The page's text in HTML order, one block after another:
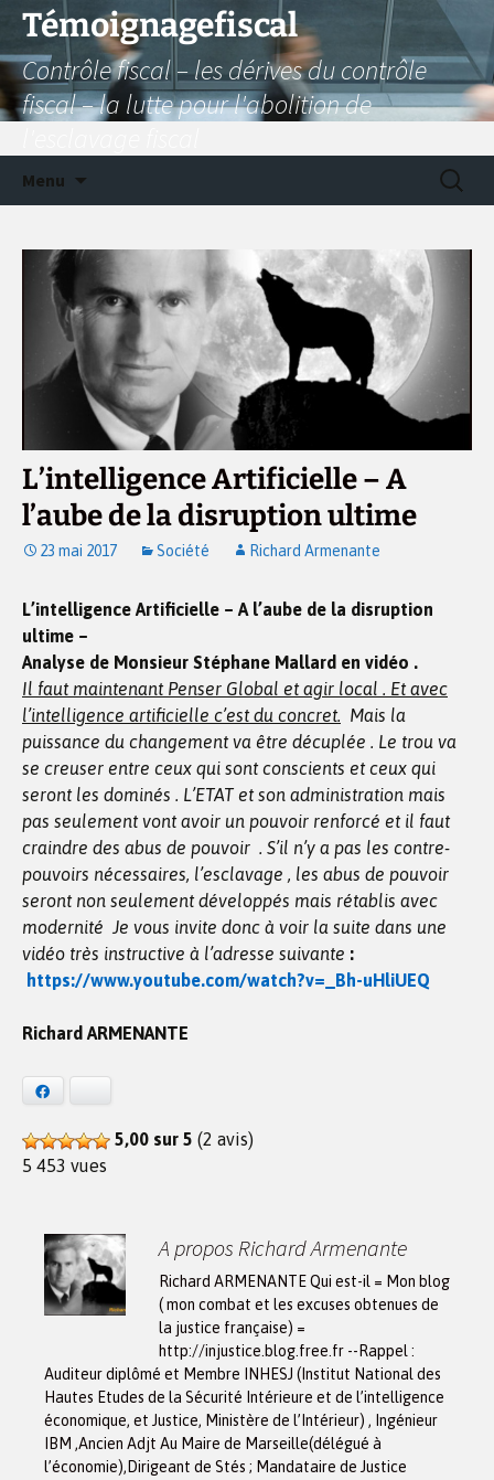
Aller
contenu
Témoignagefiscal
Contrôle fiscal – les dérives du contrôle
fiscal – la lutte pour l'abolition de
Menu
L’intelligence Artificielle – A
l’aube de la disruption ultime
23 mai 2017 Société Richard Armenante
L’intelligence Artificielle – A l’aube de la disruption
ultime –
Analyse de Monsieur Stéphane Mallard en vidéo .
Il faut maintenant Penser Global et agir local . Et avec
l’intelligence artificielle c’est du concret. Mais la
puissance du changement va être décuplée . Le trou va
se creuser entre ceux qui sont conscients et ceux qui
seront les dominés . L’ETAT et son administration mais
pas seulement vont avoir un pouvoir renforcé et il faut
craindre des abus de pouvoir . S’il n’y a pas les contre-
pouvoirs nécessaires, l’esclavage , les abus de pouvoir
seront non seulement développés mais rétablis avec
modernité Je vous invite donc à voir la suite dans une
vidéo très instructive à l’adresse suivante :
https://www.youtube.com/watch?v=_Bh-uHliUEQ
Richard ARMENANTE
5,00 sur 5 (2 avis)
5 453 vues
A propos Richard Armenante
Richard ARMENANTE Qui est-il = Mon blog
( mon combat et les excuses obtenues de
la justice française) =
http://injustice.blog.free.fr --Rappel :
Auditeur diplômé et Membre INHESJ (Institut National des
Hautes Etudes de la Sécurité Intérieure et de l’intelligence
économique, et Justice, Ministère de l’Intérieur) , Ingénieur
IBM ,Ancien Adjt Au Maire de Marseille(délégué à
l’économie),Dirigeant de Stés ; Mandataire de Justice